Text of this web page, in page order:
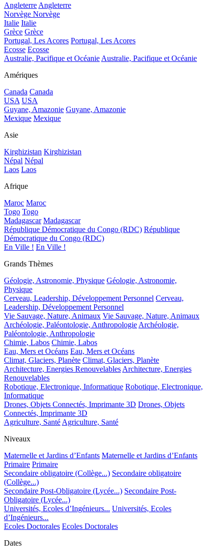
Angleterre Angleterre
Norvège Norvège
Italie Italie
Grèce Grèce
Portugal, Les Acores Portugal, Les Acores
Ecosse Ecosse
Australie, Pacifique et Océanie Australie, Pacifique et Océanie
Amériques
Canada Canada
USA USA
Guyane, Amazonie Guyane, Amazonie
Mexique Mexique
Asie
Kirghizistan Kirghizistan
Népal Népal
Laos Laos
Afrique
Maroc Maroc
Togo Togo
Madagascar Madagascar
République Démocratique du Congo (RDC) République
Démocratique du Congo (RDC)
En Ville ! En Ville !
Grands Thèmes
Géologie, Astronomie, Physique Géologie, Astronomie,
Physique
Cerveau, Leadership, Développement Personnel Cerveau,
Leadership, Développement Personnel
Vie Sauvage, Nature, Animaux Vie Sauvage, Nature, Animaux
Archéologie, Paléontologie, Anthropologie Archéologie,
Paléontologie, Anthropologie
Chimie, Labos Chimie, Labos
Eau, Mers et Océans Eau, Mers et Océans
Climat, Glaciers, Planète Climat, Glaciers, Planète
Architecture, Energies Renouvelables Architecture, Energies
Renouvelables
Robotique, Electronique, Informatique Robotique, Electronique,
Informatique
Drones, Objets Connectés, Imprimante 3D Drones, Objets
Connectés, Imprimante 3D
Agriculture, Santé Agriculture, Santé
Niveaux
Maternelle et Jardins d’Enfants Maternelle et Jardins d’Enfants
Primaire Primaire
Secondaire obligatoire (Collège...) Secondaire obligatoire
(Collège...)
Secondaire Post-Obligatoire (Lycée...) Secondaire Post-
Obligatoire (Lycée...)
Universités, Ecoles d’Ingénieurs... Universités, Ecoles
d’Ingénieurs...
Ecoles Doctorales Ecoles Doctorales
Dates